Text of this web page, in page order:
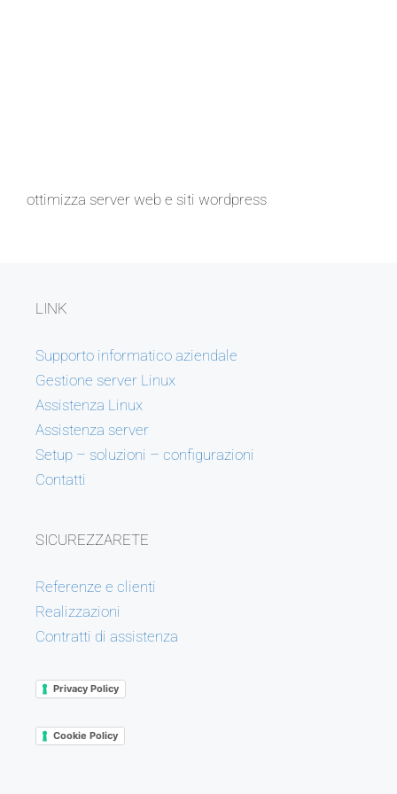
ottimizza server web e siti wordpress
LINK
Supporto informatico aziendale
Gestione server Linux
Assistenza Linux
Assistenza server
Setup – soluzioni – configurazioni
Contatti
SICUREZZARETE
Referenze e clienti
Realizzazioni
Contratti di assistenza
Privacy Policy
Cookie Policy